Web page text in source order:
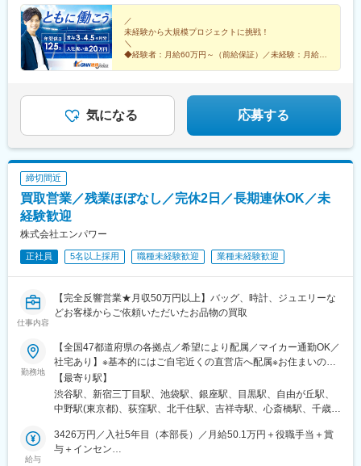
県)、栄駅(愛知県)、東梅田駅、阿倍野駅(阪堺線)、鶴橋駅、京橋駅
(大阪府)、南方駅(大阪府)、上小田井駅、上飯田駅、鶴舞駅、藤が
丘駅(愛知県)、金山駅(愛知県)、流山おおたかの森駅、藤沢駅、富
田駅(大阪府)、上牧駅(大阪府)、高槻駅、高槻市駅、天王寺駅、新
今宮駅、本町駅、江坂駅、弁天町駅、西九条駅、千里中央駅(北大
橋駅、刈谷駅、星ケ丘駅(愛知県)、高蔵寺駅、ＪＲ難波駅、中百舌
鳥駅、大曽根駅、赤池駅(愛知県)、大阪駅、新大阪駅、北新地駅、
大阪阿部野橋駅、近鉄名古屋駅、名鉄名古屋駅、博多駅、天神
駅、福岡空港駅(鉄道)、姪浜駅、西新駅、天神南駅、大橋駅(福岡
県)、中洲川端駅、千早駅、三ノ宮駅、尼崎駅(東海道本線)、神戸
駅(兵庫県)、姫路駅、新長田駅、明石駅、西宮北口駅、加古川駅、
王寺駅、近鉄奈良駅、学園前駅(奈良県)、大和西大寺駅、生駒駅、
和歌山駅、和歌山市駅、京都駅、京阪山科駅、烏丸駅、草津駅(滋
賀県)、南草津駅、京阪石山駅、瀬田駅(滋賀県)、竹田駅(京都府)、
大通駅、札幌駅、仙台駅、岡山駅、下関駅、松江駅、鳥取駅、広
島駅、福山駅、横川駅、新白島駅、西条駅(広島県)、西高屋駅、東
広島駅、八本松駅、北参道駅、浜松町駅、西日暮里駅(舎人ライナ
ー)、大崎広小路駅、祐天寺駅、江古田駅、二子新地駅、阿倍野駅
(地下鉄)、鴫野駅、西中島南方駅、丸の内駅(愛知県)、小田井駅、
上前津駅、東別院駅、摂津富田駅、新今宮駅前駅、千鳥橋駅、千
里中央駅(大阪モノレール)、百舌鳥八幡駅、玉造駅、宮之阪駅、新
ンター駅、祇園駅(福岡県)、西鉄福岡駅、櫛田神社前駅、西鉄千早
駅、三宮駅(神戸新交通)、ハーバーランド駅、山陽姫路駅、西代
駅、山陽明石駅、新王寺駅、鳥居前駅、田中口駅、山科駅、四条
駅(京都市営)、石山駅、くいな橋駅、西４丁目駅、さっぽろ駅、仙
台駅(地下鉄)、岡山駅前駅、横川駅(広島県)、白島駅(広島高速交通
駅、天王寺駅前駅、動物園前駅、駅前駅、平安通駅、呉服町駅(福
岡県)、香椎宮前駅、三宮駅(神戸市営)、高速神戸駅、西新町駅、
州／福岡、佐賀、長崎、熊本、大分、宮崎、鹿児島、沖縄＼広島
にてビッグプロジェクト始動！／裁量のあるポジションをお任せ
◎より高待遇をご用意しております。ご希望の方は面接にてお気
軽にご質問ください。
駅(東京都)、白金高輪駅、高輪ゲートウェイ駅、神谷町駅、外苑前
駅、国立駅、南新宿駅、初台駅、千駄ケ谷駅、曙橋駅、国立競技
場駅、四谷三丁目駅、西荻窪駅、富士見ケ丘駅、荻窪駅、神保町
駅、淡路町駅、市ケ谷駅、九段下駅、上野御徒町駅、昭和島駅、
池上駅、糀谷駅、八丁堀駅(東京都)、日本橋駅(東京都)、築地市場
新中野駅、京王八王子駅、武蔵五日市駅、西台駅、本蓮沼駅、大
森海岸駅、青物横丁駅、武蔵境駅、三鷹駅、吉祥寺駅、湯島駅、
飯田橋駅、鬼子母神前駅、向原駅(東京都)、池袋駅、志茂駅、両国
ポーツセンター駅、みつわ台駅、蘇我駅、海浜幕張駅、前原駅、
船橋日大前駅、柏駅、柏の葉キャンパス駅、新千葉駅、京成稲毛
駅、新八柱駅、大宮駅(埼玉県)、南浦和駅、さいたま新都心駅、北
浦和駅、浦和駅、和光市駅、西川口駅、東川口駅、朝霞駅、新越
谷駅、川越駅、蕨駅、志木駅、所沢駅、草加駅、大阪難波駅、淀
頭駅、西大橋駅、肥後橋駅、阿波座駅、北浜駅(大阪府)、なんば駅
府)、東部市場前駅、今川駅(大阪府)、中津駅(大阪府・阪急線)、な
にわ橋駅、天満駅、中津駅(地下鉄)、中崎町駅、扇町駅(大阪府)、
駅(名古屋市営)、伏屋駅、稲永駅、笠寺駅、左京山駅、武蔵小杉
駅、目黒駅、秋葉原駅、新橋駅、東京駅、町田駅、綾瀬駅、大手
町駅(東京都)、中野駅(東京都)、大門駅(東京都)、西日暮里駅、五
反田駅、中目黒駅、泉岳寺駅、立川駅、小竹向原駅、二子玉川
駅、四ツ谷駅、あざみ野駅、湘南台駅、天王洲アイル駅、日吉駅
(神奈川県)、溝の口駅、長津田駅、登戸駅、戸塚駅、海老名駅(相
模線)、大和駅(神奈川県)、菊名駅、大船駅、橋本駅(神奈川県)、上
大岡駅、中央林間駅、川崎駅、千葉駅、新松戸駅、浦安駅(千葉
年齢、経験、能力、適性を考慮して、支給額を決定します。ーー
ーーーーーーーーーーーーーーーーーーーーーーーーーーーーー
ーー■未経験者は月給35万円～＋賞与年2回＋各種手当 ※これま
での経験・スキル・年齢を考慮して、決定いたします※残業代は別
途全額支給します。＼勤務地特典！／入社祝い金として別途20万
／
未経験から大規模プロジェクトに挑戦！
＼
◆経験者：月給60万円～（前給保証）／未経験：月給
気になる 応募する
締切間近
買取営業／残業ほぼなし／完休2日／長期連休OK／未
経験歓迎
株式会社エンパワー
正社員 5名以上採用 職種未経験歓迎 業種未経験歓迎
仕事内容
【完全反響営業★月収50万円以上】バッグ、時計、ジュエリーな
どお客様からご依頼いただいたお品物の買取
勤務地
【全国47都道府県の各拠点／希望により配属／マイカー通勤OK／
社宅あり】※基本的にはご自宅近くの直営店へ配属※お住まいのエ
リアや配属先の人員状況により、入社後に他県の直営店に出張
し、経験を積んでいただく可能性あり★U・Iターン歓迎 ★マイ
カー通勤OK（規定あり。詳細はお問い合わせください）＜募集エ
城県・山形県・福島県◆関東東京都・神奈川県・千葉県・埼玉
県・茨城県・栃木県・群馬県◆中部山梨県・新潟県・富山県・石
【最寄り駅】
渋谷駅、新宿三丁目駅、池袋駅、銀座駅、目黒駅、自由が丘駅、
中野駅(東京都)、荻窪駅、北千住駅、吉祥寺駅、心斎橋駅、千歳駅
条駅、環状通東駅、高砂駅(北海道)、発寒南駅、本八戸駅、一ノ関
駅、前沢駅、秋田駅、鏡石駅、いわき駅、郡山富田駅、荒川沖
給与
3426万円／入社5年目（本部長）／月給50.1万円＋役職手当＋賞
与＋インセン